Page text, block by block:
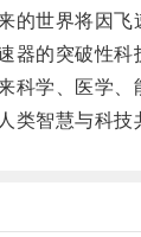
世界将因飞
的突破性科
学、医学、
智慧与科技